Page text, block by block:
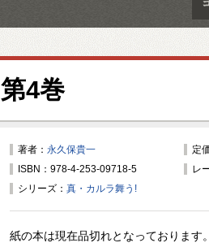
第4巻
著者： 永久保貴一
定
ISBN：978-4-253-09718-5
レ
シリーズ： 真・カルラ舞う!
紙の本は現在品切れとなっております。